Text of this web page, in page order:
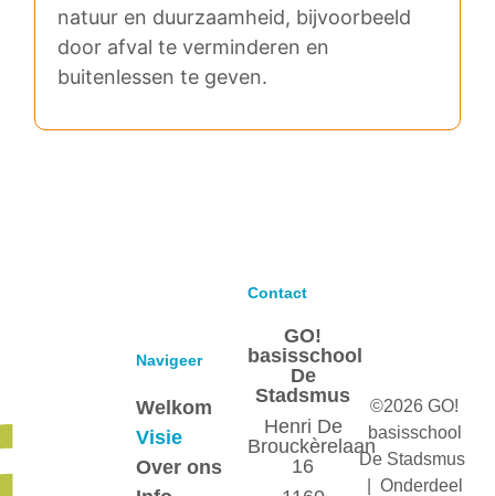
natuur en duurzaamheid, bijvoorbeeld
door afval te verminderen en
buitenlessen te geven.
Navigeer
Welkom
Visie
Over ons
Contact
GO!
basisschool
De
Stadsmus
Henri De
Brouckèrelaan
16
©2026 GO!
basisschool
De Stadsmus
| Onderdeel